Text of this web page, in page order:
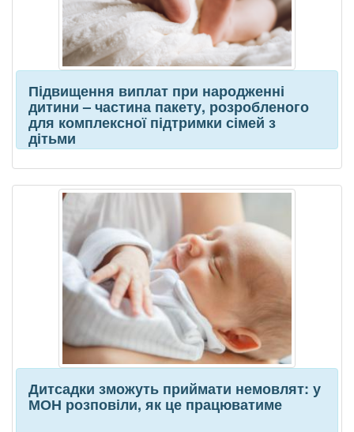
Підвищення виплат при народженні
дитини – частина пакету, розробленого
для комплексної підтримки сімей з
дітьми
Дитсадки зможуть приймати немовлят: у
МОН розповіли, як це працюватиме